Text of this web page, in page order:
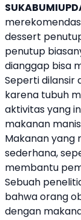
dessert
penutup
dianggap bisa
Seperti dilansir
karena tubuh
aktivitas yang
makanan
Makanan yang
sederhana,
membantu
Sebuah
bahwa orang
dengan